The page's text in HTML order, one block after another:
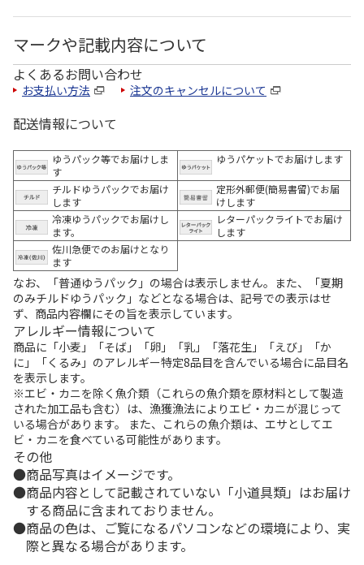
マークや記載内容について
よくあるお問い合わせ
お支払い方法 注文のキャンセルについて
配送情報について
ゆうパック等でお届けしま
す
ゆうパケットでお届けします
チルドゆうパックでお届け
します
定形外郵便(簡易書留)でお届
けします
冷凍ゆうパックでお届けし
ます。
レターパックライトでお届け
します
佐川急便でのお届けとなり
ます
なお、「普通ゆうパック」の場合は表示しません。また、「夏期
のみチルドゆうパック」などとなる場合は、記号での表示はせ
ず、商品内容欄にその旨を表示しています。
アレルギー情報について
商品に「小麦」「そば」「卵」「乳」「落花生」「えび」「か
に」「くるみ」のアレルギー特定8品目を含んでいる場合に品目名
を表示します。
※エビ・カニを除く魚介類（これらの魚介類を原材料として製造
された加工品も含む）は、漁獲漁法によりエビ・カニが混じって
いる場合があります。 また、これらの魚介類は、エサとしてエ
ビ・カニを食べている可能性があります。
その他
商品写真はイメージです。
商品内容として記載されていない「小道具類」はお届け
する商品に含まれておりません。
商品の色は、ご覧になるパソコンなどの環境により、実
際と異なる場合があります。